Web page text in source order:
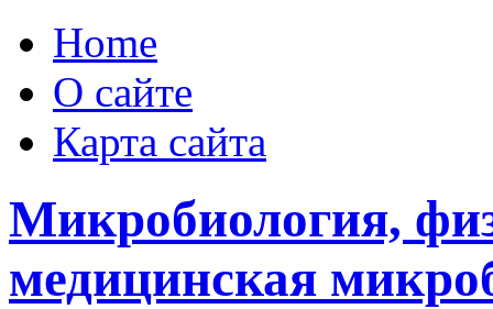
Home
О сайте
Карта сайта
Микробиология,
медицинская